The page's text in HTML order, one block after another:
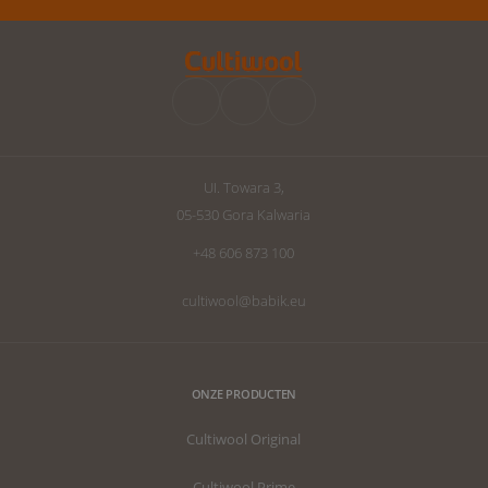
UI. Towara 3,
05-530 Gora Kalwaria
+48 606 873 100
cultiwool@babik.eu
ONZE PRODUCTEN
Cultiwool Original